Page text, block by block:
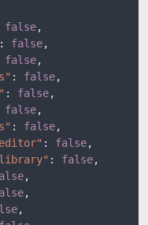
false,
: false,
false,
: false,
: false,
false,
: false,
: false,
: false,
,
,
,